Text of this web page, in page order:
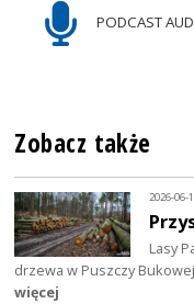
PODCAST
Zobacz także
2026-06-
Lasy
drzewa w Puszczy
więcej